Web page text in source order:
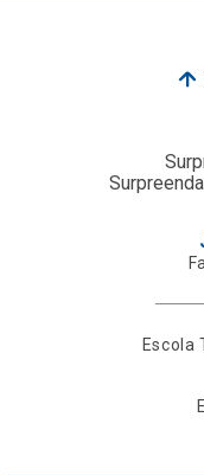
Escola